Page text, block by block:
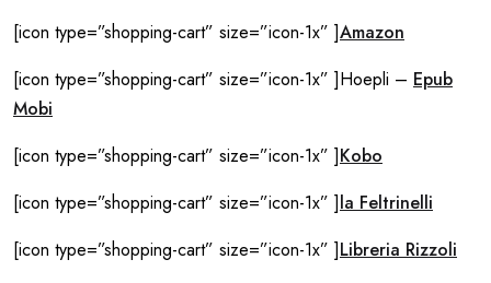
[icon type=”shopping-cart” size=”icon-1x” ]Amazon
[icon type=”shopping-cart” size=”icon-1x” ]Hoepli – Epub
Mobi
[icon type=”shopping-cart” size=”icon-1x” ]Kobo
[icon type=”shopping-cart” size=”icon-1x” ]la Feltrinelli
[icon type=”shopping-cart” size=”icon-1x” ]Libreria Rizzoli